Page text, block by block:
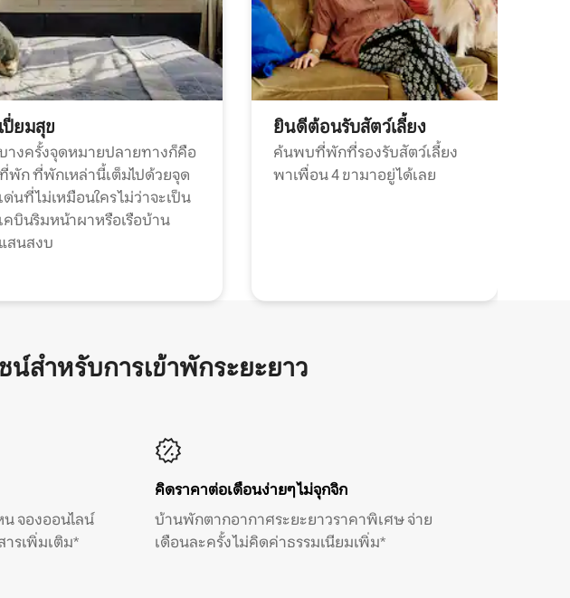
เปี่ยมสุข
างครั้งจุดหมายปลายทางก็คือ
พัก ที่พักเหล่านี้เต็มไปด้วยจุด
เด่นที่ไม่เหมือนใคร ไม่ว่าจะเป็น
เคบินริมหน้าผาหรือเรือบ้าน
แสนสงบ
ยินดีต้อนรับสัตว์เลี้ยง
ค้นพบที่พักที่รองรับสัตว์เลี้ยง
พาเพื่อน 4 ขามาอยู่ได้เลย
สำหรับการเข้าพักระยะยาว
น จองออนไลน์
รเพิ่มเติม*
คิดราคาต่อเดือนง่ายๆ ไม่จุกจิก
บ้านพักตากอากาศระยะยาวราคาพิเศษ จ่าย
เดือนละครั้ง ไม่คิดค่าธรรมเนียมเพิ่ม*